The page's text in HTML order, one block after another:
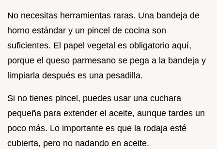
No necesitas herramientas raras. Una bandeja de
horno estándar y un pincel de cocina son
suficientes. El papel vegetal es obligatorio aquí,
porque el queso parmesano se pega a la bandeja y
limpiarla después es una pesadilla.
Si no tienes pincel, puedes usar una cuchara
pequeña para extender el aceite, aunque tardes un
poco más. Lo importante es que la rodaja esté
cubierta, pero no nadando en aceite.